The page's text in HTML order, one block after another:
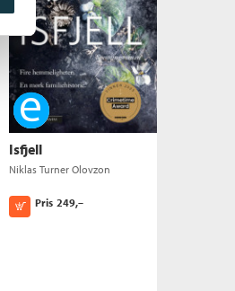
Ebok
Isfjell
Niklas Turner Olovzon
Pris 249,–
Kjøp